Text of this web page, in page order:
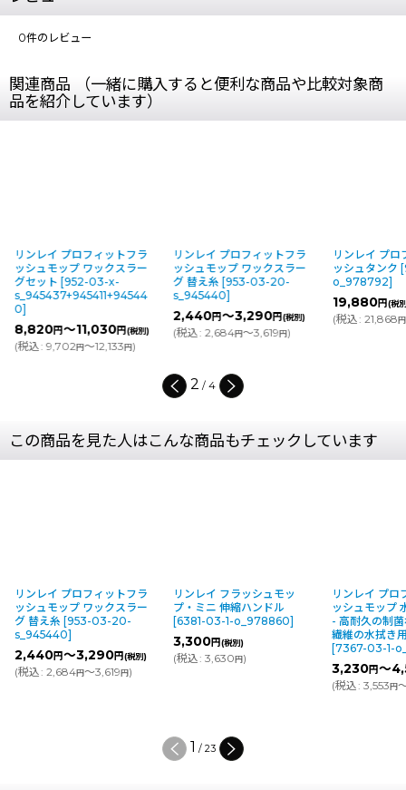
0件のレビュー
関連商品 （一緒に購入すると便利な商品や比較対象商
品を紹介しています）
リンレイ プロフィットフラ
ッシュモップ ワックスラー
グセット [952-03-x-
s_945437+945411+94544
0]
8,820円～11,030円(税別)
(税込: 9,702円～12,133円)
リンレイ プロフィットフラ
ッシュモップ ワックスラー
グ 替え糸 [953-03-20-
s_945440]
2,440円～3,290円(税別)
(税込: 2,684円～3,619円)
リンレイ プロ
ッシュタンク [
o_978792]
19,880円(税
(税込: 21,868円
2 / 4
この商品を見た人はこんな商品もチェックしています
リンレイ プロフィットフラ
ッシュモップ ワックスラー
グ 替え糸 [953-03-20-
s_945440]
2,440円～3,290円(税別)
(税込: 2,684円～3,619円)
リンレイ フラッシュモッ
プ・ミニ 伸縮ハンドル
[6381-03-1-o_978860]
3,300円(税別)
(税込: 3,630円)
リンレイ プロ
ッシュモップ
- 高耐久の制
繊維の水拭き
[7367-03-1-
3,230円～
(税込: 3,553円
1 / 23